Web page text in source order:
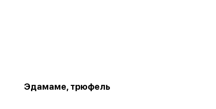
Эдамаме, трюфель